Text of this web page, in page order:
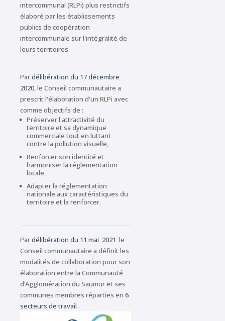
intercommunal (RLPi) plus restrictifs
élaboré par les établissements
publics de coopération
intercommunale sur l'intégralité de
leurs territoires.
Pardélibération du 17 décembre
2020, le Conseil communautaire a
prescrit l'élaboration d'un RLPi avec
comme objectifs de :
Préserver l'attractivité du
territoire et sa dynamique
commerciale tout en luttant
contre la pollution visuelle,
Renforcer son identité et
harmoniser la réglementation
locale,
Adapter la réglementation
nationale aux caractéristiques du
territoire et la renforcer.
Pardélibération du 11 mai 2021 le
Conseil communautaire a définit les
modalités de collaboration pour son
élaboration entre la Communauté
d’Agglomération du Saumur et ses
communes membres réparties en 6
secteurs de travail .